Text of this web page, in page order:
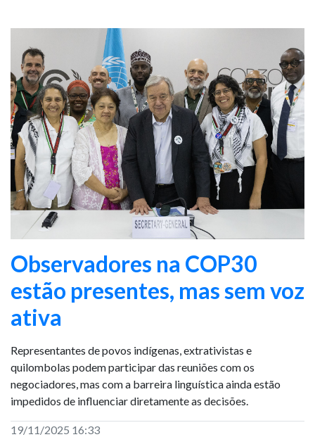
Observadores na COP30
estão presentes, mas sem voz
ativa
Representantes de povos indígenas, extrativistas e
quilombolas podem participar das reuniões com os
negociadores, mas com a barreira linguística ainda estão
impedidos de influenciar diretamente as decisões.
19/11/2025 16:33